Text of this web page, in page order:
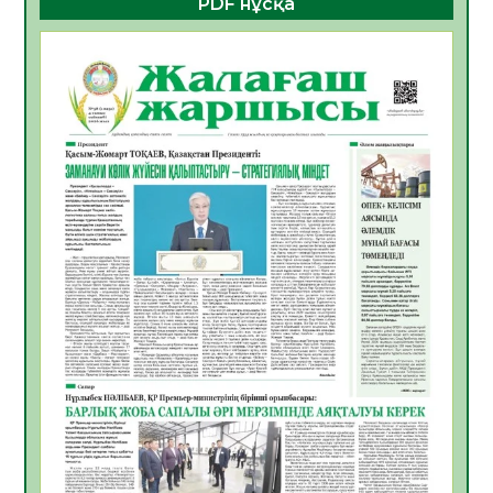
ҚҰРЫЛТАЙ САЙЛАУЫ – БОЛАШАҚҚА
БАСТАР ЖАУАПТЫ ТАҢДАУ
06.08.2026
Инфекциялық ауруларға қарсы иммундау
жұмыстарының тиімділігі
06.08.2026
47
Көкжөтел ауруы туралы
06.08.2026
43
АПВ вакцинасы туралы мәлімет
06.08.2026
42
Open Air: Қызылорда облысы полиция
департаменті 20 мыңнан астам
көрерменнің қауіпсіздігін қамтамасыз етті
06.08.2026
56
ҚЫЗЫЛОРДАДА «САНАЛЫ ҰРПАҚ –
ЖАРҚЫН БОЛАШАҚ» АТТЫ КЕҢЕЙТІЛГЕН